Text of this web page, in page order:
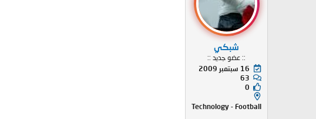
ل
م
و
ا
ل
ب
د
ء
شبكي
:: عضو جديد ::
16 سبتمبر 2009
63
0
Technology - Football